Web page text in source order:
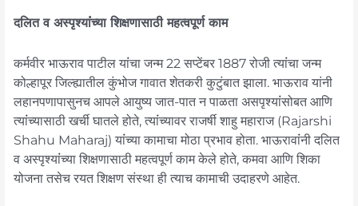
दलित व अस्पृश्यांंच्या शिक्षणासाठी महत्वपूर्ण काम
कर्मवीर भाऊराव पाटील यांंचा जन्म 22 सप्टेंबर 1887 रोजी त्यांंचा जन्म
कोल्हापूर जिल्ह्यातील कुंभोज गावात शेतकरी कुटुंबात झाला. भाऊराव यांनी
लहानपणापासुनच आपले आयुष्य जात-पात न पाळता असपृश्यांंसोबत आणि
त्यांंच्यासाठी खर्ची घातले होते, त्यांंच्यावर राजर्षी शाहु महाराज (Rajarshi
Shahu Maharaj) यांंच्या कामाचा मोठा प्रभाव होता. भाऊरावांंनी दलित
व अस्पृश्यांंच्या शिक्षणासाठी महत्वपूर्ण काम केले होते, कमवा आणि शिका
योजना तसेच रयत शिक्षण संस्था ही त्याच कामाची उदाहरणे आहेत.